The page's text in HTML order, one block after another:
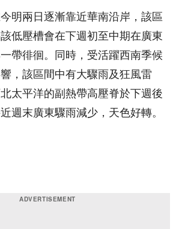
明兩日逐漸靠近華南沿岸，該區
低壓槽會在下週初至中期在廣東
帶徘徊。同時，受活躍西南季候
，該區間中有大驟雨及狂風雷
太平洋的副熱帶高壓脊於下週後
週末廣東驟雨減少，天色好轉。